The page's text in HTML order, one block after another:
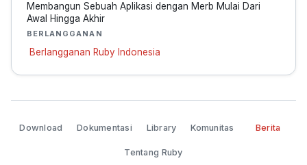
Membangun Sebuah Aplikasi dengan Merb Mulai Dari
Awal Hingga Akhir
BERLANGGANAN
Berlangganan Ruby Indonesia
Download Dokumentasi Library Komunitas Berita
Tentang Ruby